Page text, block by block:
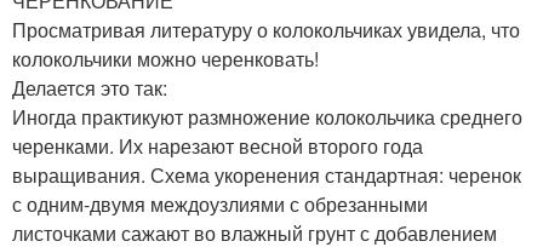
Просматривая литературу о колокольчиках увидела, что
колокольчики можно черенковать!
Делается это так:
Иногда практикуют размножение колокольчика среднего
черенками. Их нарезают весной второго года
выращивания. Схема укоренения стандартная: черенок
с одним-двумя междоузлиями с обрезанными
листочками сажают во влажный грунт с добавлением